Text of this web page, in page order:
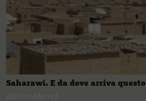
Saharawi. E da dove arriva